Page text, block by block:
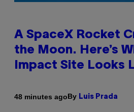
A SpaceX Rocket
the Moon. Here’s
Impact Site Looks
48 minutes agoBy Luis Prada